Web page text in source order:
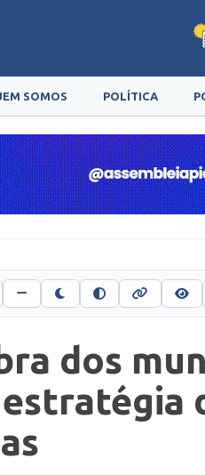
SOMOS POLÍTICA
dos